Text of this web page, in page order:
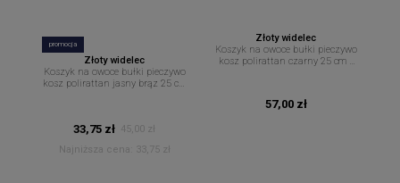
promocja
Złoty widelec
Koszyk na owoce bułki pieczywo
kosz polirattan jasny brąz 25 cm
33,75 zł
45,00 zł
Najniższa cena:
33,75 zł
Złoty widelec
Koszyk na owoce bułki pieczywo
kosz polirattan czarny 25 cm x
57,00 zł